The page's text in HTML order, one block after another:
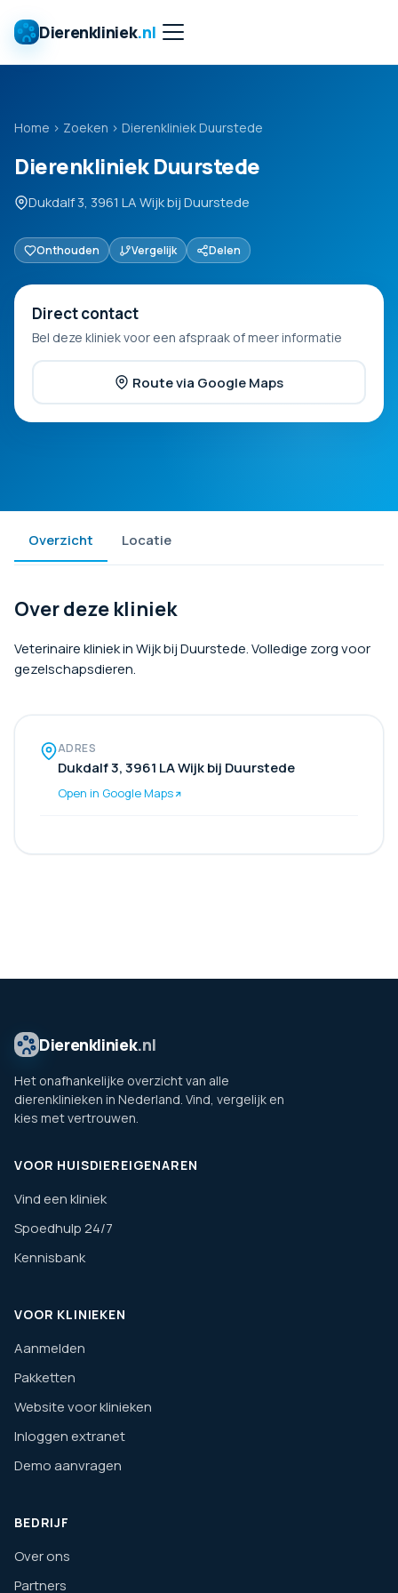
Dierenkliniek.nl
Home › Zoeken › Dierenkliniek Duurstede
Dierenkliniek Duurstede
Dukdalf 3, 3961 LA Wijk bij Duurstede
Onthouden Vergelijk Delen
Direct contact
Bel deze kliniek voor een afspraak of meer informatie
Route via Google Maps
Overzicht Locatie
Over deze kliniek
Veterinaire kliniek in Wijk bij Duurstede. Volledige zorg voor
gezelschapsdieren.
ADRES
Dukdalf 3, 3961 LA Wijk bij Duurstede
Open in Google Maps
Dierenkliniek.nl
Het onafhankelijke overzicht van alle
dierenklinieken in Nederland. Vind, vergelijk en
kies met vertrouwen.
VOOR HUISDIEREIGENAREN
Vind een kliniek
Spoedhulp 24/7
Kennisbank
VOOR KLINIEKEN
Aanmelden
Pakketten
Website voor klinieken
Inloggen extranet
Demo aanvragen
BEDRIJF
Over ons
Partners